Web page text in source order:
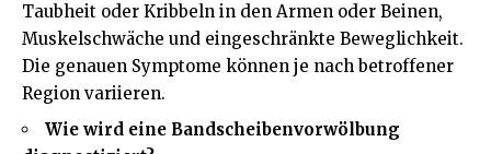
Taubheit oder Kribbeln in den Armen oder Beinen,
Muskelschwäche und eingeschränkte Beweglichkeit.
Die genauen Symptome können je nach betroffener
Region variieren.
Wie wird eine Bandscheibenvorwölbung